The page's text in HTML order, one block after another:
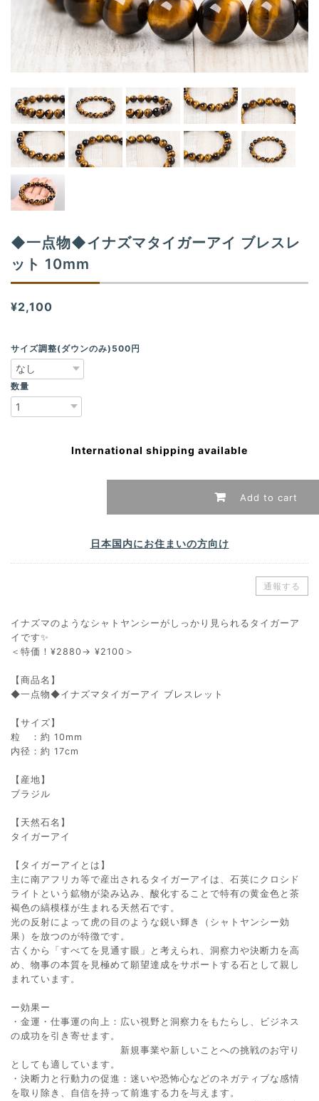
t
i
o
◆一点物◆イナズマタイガーアイ ブレスレ
ット 10mm
¥2,100
サイズ調整(ダウンのみ)500円
数量
International shipping available
Add to cart
日本国内にお住まいの方向け
通報する
イナズマのようなシャトヤンシーがしっかり見られるタイガーア
イです✨
＜特価！¥2880→ ¥2100＞
【商品名】
◆一点物◆イナズマタイガーアイ ブレスレット
【サイズ】
粒 ：約 10mm
内径：約 17cm
【産地】
ブラジル
【天然石名】
タイガーアイ
【タイガーアイとは】
主に南アフリカ等で産出されるタイガーアイは、石英にクロシド
ライトという鉱物が染み込み、酸化することで特有の黄金色と茶
褐色の縞模様が生まれる天然石です。
光の反射によって虎の目のような鋭い輝き（シャトヤンシー効
果）を放つのが特徴です。
古くから「すべてを見通す眼」と考えられ、洞察力や決断力を高
め、物事の本質を見極めて願望達成をサポートする石として親し
まれています。
ー効果ー
・金運・仕事運の向上：広い視野と洞察力をもたらし、ビジネス
の成功を引き寄せます。
新規事業や新しいことへの挑戦のお守り
としても適しています。
・決断力と行動力の促進：迷いや恐怖心などのネガティブな感情
を取り除き、自信を持って前進する力を与えます。